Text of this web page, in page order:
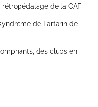
rétropédalage de la CAF
de Tartarin de
des clubs en